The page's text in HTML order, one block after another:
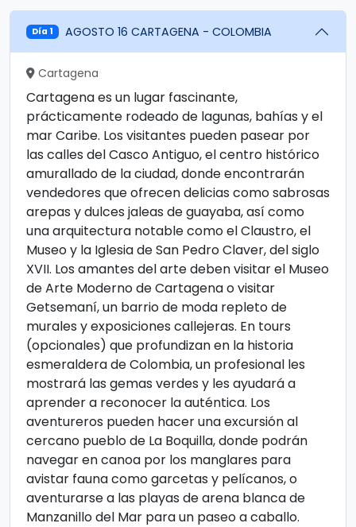
Día 1 AGOSTO 16 CARTAGENA - COLOMBIA
Cartagena
Cartagena es un lugar fascinante,
prácticamente rodeado de lagunas, bahías y el
mar Caribe. Los visitantes pueden pasear por
las calles del Casco Antiguo, el centro histórico
amurallado de la ciudad, donde encontrarán
vendedores que ofrecen delicias como sabrosas
arepas y dulces jaleas de guayaba, así como
una arquitectura notable como el Claustro, el
Museo y la Iglesia de San Pedro Claver, del siglo
XVII. Los amantes del arte deben visitar el Museo
de Arte Moderno de Cartagena o visitar
Getsemaní, un barrio de moda repleto de
murales y exposiciones callejeras. En tours
(opcionales) que profundizan en la historia
esmeraldera de Colombia, un profesional les
mostrará las gemas verdes y les ayudará a
aprender a reconocer la auténtica. Los
aventureros pueden hacer una excursión al
cercano pueblo de La Boquilla, donde podrán
navegar en canoa por los manglares para
avistar fauna como garcetas y pelícanos, o
aventurarse a las playas de arena blanca de
Manzanillo del Mar para un paseo a caballo.